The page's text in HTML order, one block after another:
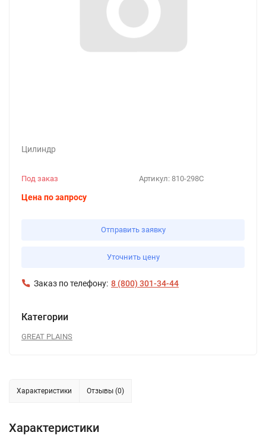
Цилиндр
Артикул: 810-298С
Под заказ
Цена по запросу
Отправить заявку
Уточнить цену
Заказ по телефону: 8 (800) 301-34-44
Категории
GREAT PLAINS
Характеристики Отзывы (0)
Характеристики